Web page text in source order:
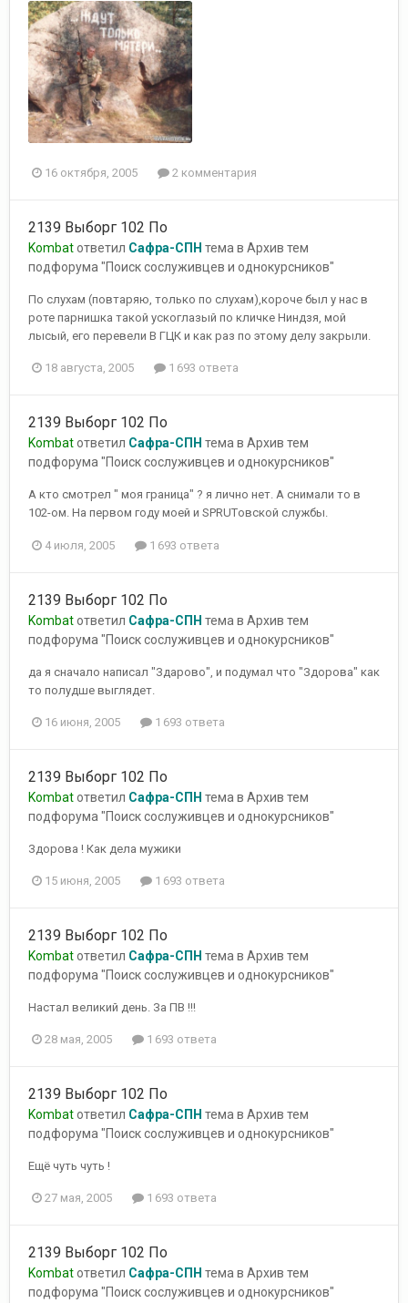
16 октября, 2005 2 комментария
2139 Выборг 102 По
Kombatответил Сафра-СПН тема в Архив тем
подфорума "Поиск сослуживцев и однокурсников"
По слухам (повтаряю, только по слухам),короче был у нас в
роте парнишка такой ускоглазый по кличке Ниндзя, мой
лысый, его перевели В ГЦК и как раз по этому делу закрыли.
18 августа, 2005 1 693 ответа
2139 Выборг 102 По
Kombatответил Сафра-СПН тема в Архив тем
подфорума "Поиск сослуживцев и однокурсников"
А кто смотрел " моя граница" ? я лично нет. А снимали то в
102-ом. На первом году моей и SPRUTовской службы.
4 июля, 2005 1 693 ответа
2139 Выборг 102 По
Kombatответил Сафра-СПН тема в Архив тем
подфорума "Поиск сослуживцев и однокурсников"
да я сначало написал "Здарово", и подумал что "Здорова" как
то полудше выглядет.
16 июня, 2005 1 693 ответа
2139 Выборг 102 По
Kombatответил Сафра-СПН тема в Архив тем
подфорума "Поиск сослуживцев и однокурсников"
Здорова ! Как дела мужики
15 июня, 2005 1 693 ответа
2139 Выборг 102 По
Kombatответил Сафра-СПН тема в Архив тем
подфорума "Поиск сослуживцев и однокурсников"
Настал великий день. За ПВ !!!
28 мая, 2005 1 693 ответа
2139 Выборг 102 По
Kombatответил Сафра-СПН тема в Архив тем
подфорума "Поиск сослуживцев и однокурсников"
Ещё чуть чуть !
27 мая, 2005 1 693 ответа
2139 Выборг 102 По
Kombatответил Сафра-СПН тема в Архив тем
подфорума "Поиск сослуживцев и однокурсников"